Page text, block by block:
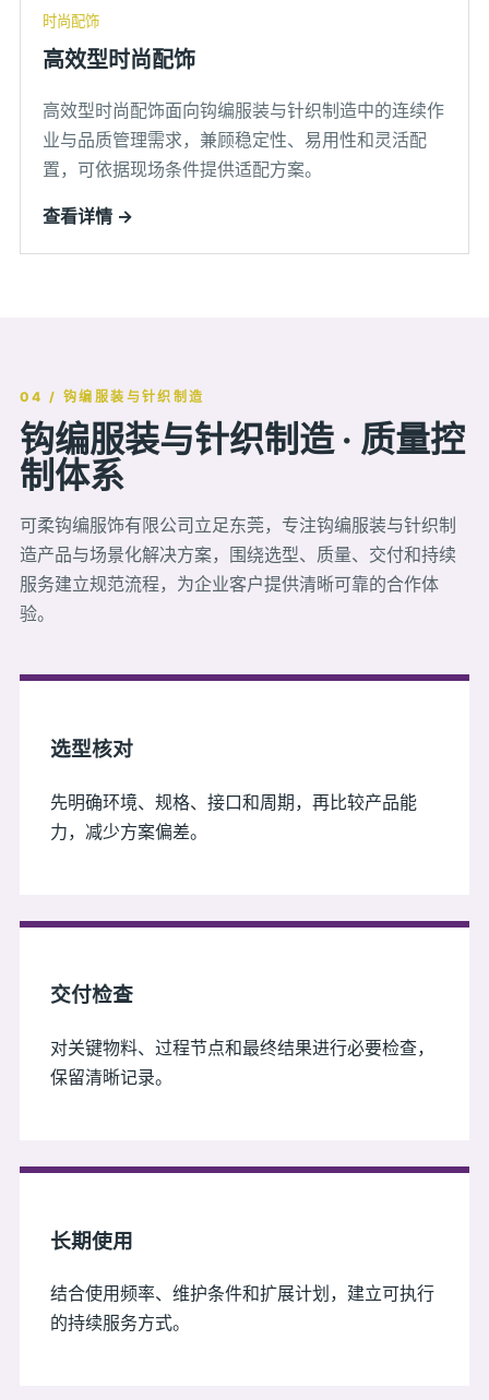
时尚配饰
高效型时尚配饰
高效型时尚配饰面向钩编服装与针织制造中的连续作
业与品质管理需求，兼顾稳定性、易用性和灵活配
置，可依据现场条件提供适配方案。
查看详情 →
04 / 钩编服装与针织制造
钩编服装与针织制造 · 质量控
制体系
可柔钩编服饰有限公司立足东莞，专注钩编服装与针织制
造产品与场景化解决方案，围绕选型、质量、交付和持续
服务建立规范流程，为企业客户提供清晰可靠的合作体
验。
选型核对
先明确环境、规格、接口和周期，再比较产品能
力，减少方案偏差。
交付检查
对关键物料、过程节点和最终结果进行必要检查，
保留清晰记录。
长期使用
结合使用频率、维护条件和扩展计划，建立可执行
的持续服务方式。